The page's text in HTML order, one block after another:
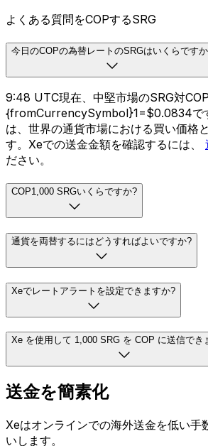
よくある質問をCOPするSRG
今日のCOPの為替レートのSRGはいくらです
9:48 UTC現在、中堅市場のSRG対
{fromCurrencySymbol}1=$0.0834で
は、世界の通貨市場における買い価格
す。Xeでの送金金額を確認するには、
ださい。
COP1,000 SRGいくらですか?
通貨を両替するにはどうすればよいですか?
Xeでレートアラートを設定できますか?
Xe を使用して 1,000 SRG を COP に送信でき
送金を簡素化
Xeはオンラインでの海外送金を低い手
いします。